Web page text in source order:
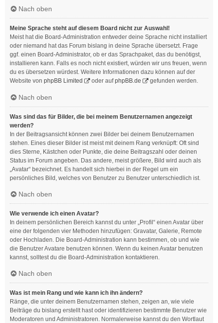
Nach oben
Meine Sprache steht auf diesem Board nicht zur Auswahl!
Meist hat die Board-Administration entweder deine Sprache nicht installiert
oder niemand hat das Forum bislang in deine Sprache übersetzt. Frage
ggf. einen Board-Administrator, ob er das Sprachpaket, das du benötigst,
installieren kann. Falls es noch nicht existiert, würden wir uns freuen, wenn
du es übersetzen würdest. Weitere Informationen dazu können auf der
Website von phpBB Limited oder aufphpBB.de gefunden werden.
Nach oben
Was sind das für Bilder, die bei meinem Benutzernamen angezeigt
werden?
In der Beitragsansicht können zwei Bilder bei deinem Benutzernamen
stehen. Eines dieser Bilder ist meist mit deinem Rang verknüpft: Oft sind
dies Sterne, Kästchen oder Punkte, die deine Beitragszahl oder deinen
Status im Forum angeben. Das andere, meist größere, Bild wird auch als
„Avatar“ bezeichnet. Es handelt sich hierbei in der Regel um ein
persönliches Bild, welches von Benutzer zu Benutzer unterschiedlich ist.
Nach oben
Wie verwende ich einen Avatar?
In deinem persönlichen Bereich kannst du unter „Profil“ einen Avatar über
eine der folgenden vier Methoden hinzufügen: Gravatar, Galerie, Remote
oder Hochladen. Die Board-Administration kann bestimmen, ob und wie
die Benutzer Avatare benutzen können. Wenn du keinen Avatar benutzen
kannst, solltest du die Board-Administration kontaktieren.
Nach oben
Was ist mein Rang und wie kann ich ihn ändern?
Ränge, die unter deinem Benutzernamen stehen, zeigen an, wie viele
Beiträge du bislang erstellt hast oder identifizieren bestimmte Benutzer wie
Moderatoren und Administratoren. Normalerweise kannst du den Wortlaut